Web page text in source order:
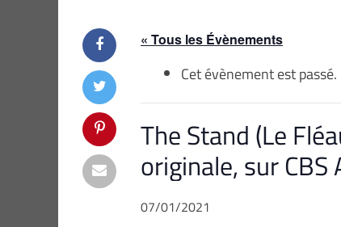
« Tous les Évènements
Cet évènement est passé.
The Stand (Le
originale, sur CBS
07/01/2021